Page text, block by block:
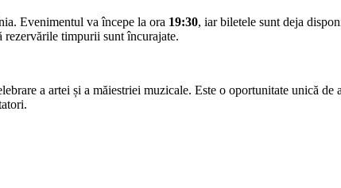
Evenimentul va începe la ora 19:30, iar biletele sunt deja
rezervările timpurii sunt încurajate.
a artei și a măiestriei muzicale. Este o oportunitate unică